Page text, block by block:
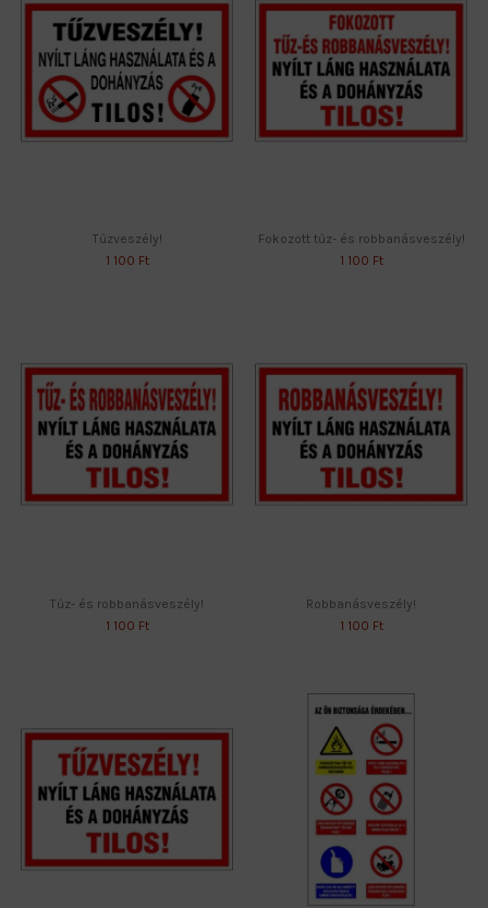
Tűzveszély!
1 100 Ft
Fokozott tűz- és robbanásveszély!
1 100 Ft
Tűz- és robbanásveszély!
1 100 Ft
Robbanásveszély!
1 100 Ft